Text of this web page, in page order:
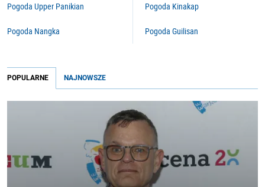
Pogoda Upper Panikian
Pogoda Nangka
Pogoda Kinakap
Pogoda Guilisan
POPULARNE NAJNOWSZE